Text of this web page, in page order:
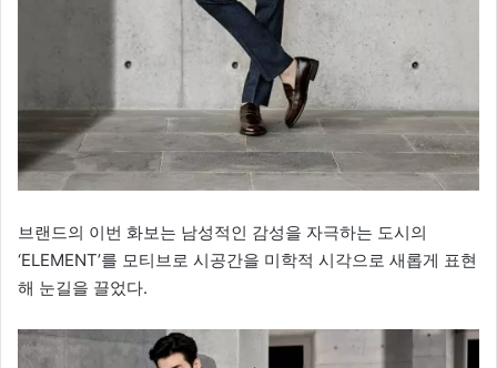
브랜드의 이번 화보는 남성적인 감성을 자극하는 도시의
‘ELEMENT’를 모티브로 시공간을 미학적 시각으로 새롭게 표현
해 눈길을 끌었다.